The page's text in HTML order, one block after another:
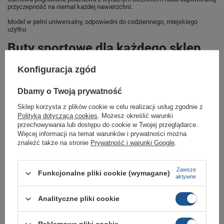
przyczepność na niemal każdej nawierzchni.
Model w pełni uniwersalny, odpowiedni do codziennego, miejskiego
użytku
Buty sportowe dla każdego sklep
butomania.pl
Zobacz jakie rozmiary są dostępne.
Sklep Butomania.pl to największy wybór obuwia sportowego dla całej
Twojej rodziny.
Kupując w naszym sklepie internetowym masz gwarancję, że towar jest
oryginalny i pochodzi z oficjalnej sieci dystrybucyjnej.
Marka Geographical Norway
Konfiguracja zgód
Dbamy o Twoją prywatność
Sklep korzysta z plików cookie w celu realizacji usług zgodnie z
Polityką dotyczącą cookies. Możesz określić warunki
przechowywania lub dostępu do cookie w Twojej przeglądarce.
Więcej informacji na temat warunków i prywatności można
znaleźć także na stronie Prywatność i warunki Google.
Funkcjonalne pliki cookie (wymagane)
Zawsze
aktywne
Analityczne pliki cookie